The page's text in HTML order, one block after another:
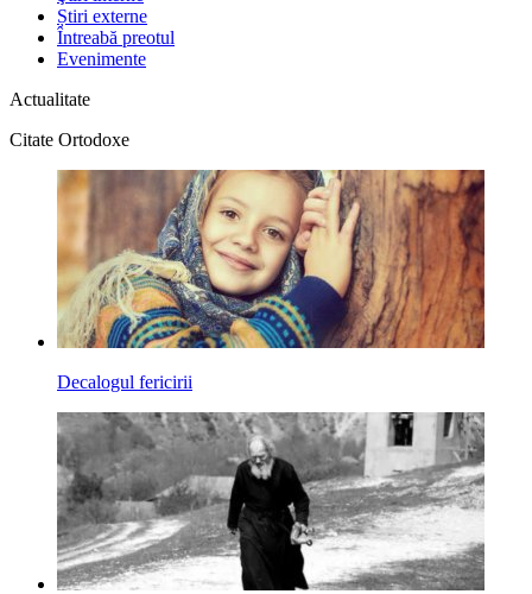
Știri externe
Întreabă preotul
Evenimente
Actualitate
Citate Ortodoxe
Decalogul fericirii